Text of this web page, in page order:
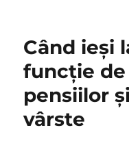
Când ieși
funcție de
pensiilor
vârste